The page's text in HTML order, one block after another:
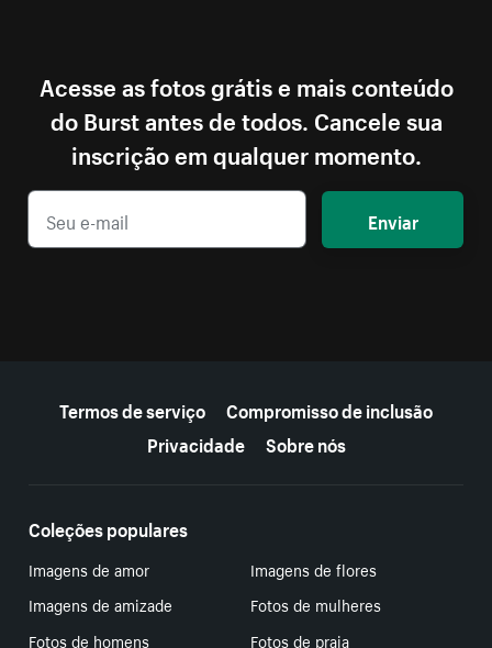
Acesse as fotos grátis e mais conteúdo
do Burst antes de todos. Cancele sua
inscrição em qualquer momento.
Enviar
Termos de serviço
Compromisso de inclusão
Privacidade
Sobre nós
Coleções populares
Imagens de amor
Imagens de flores
Imagens de amizade
Fotos de mulheres
Fotos de homens
Fotos de praia